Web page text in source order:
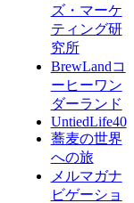
ズ・マーケ
ティング研
究所
BrewLandコ
ーヒーワン
ダーランド
UntiedLife40
蕎麦の世界
への旅
メルマガナ
ビゲーショ